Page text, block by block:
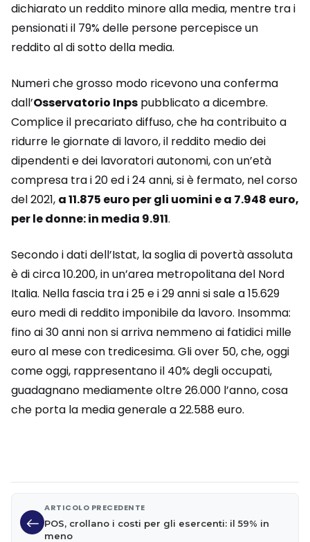
dichiarato un reddito minore alla media, mentre tra i
pensionati il 79% delle persone percepisce un
reddito al di sotto della media.
Numeri che grosso modo ricevono una conferma
dall’Osservatorio Inps pubblicato a dicembre.
Complice il precariato diffuso, che ha contribuito a
ridurre le giornate di lavoro, il reddito medio dei
dipendenti e dei lavoratori autonomi, con un’età
compresa tra i 20 ed i 24 anni, si è fermato, nel corso
del 2021, a 11.875 euro per gli uomini e a 7.948 euro,
per le donne: in media 9.911.
Secondo i dati dell’Istat, la soglia di povertà assoluta
è di circa 10.200, in un’area metropolitana del Nord
Italia. Nella fascia tra i 25 e i 29 anni si sale a 15.629
euro medi di reddito imponibile da lavoro. Insomma:
fino ai 30 anni non si arriva nemmeno ai fatidici mille
euro al mese con tredicesima. Gli over 50, che, oggi
come oggi, rappresentano il 40% degli occupati,
guadagnano mediamente oltre 26.000 l’anno, cosa
che porta la media generale a 22.588 euro.
ARTICOLO PRECEDENTE
POS, crollano i costi per gli esercenti: il 59% in
meno